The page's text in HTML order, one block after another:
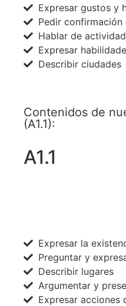
Contenidos de
(A1.1):
A1.1
Expresar gustos y
Pedir
Hablar de
Expresar
Describir ciudades
Expresar la
Preguntar y
Describir lugares
Argumentar y
Expresar acciones